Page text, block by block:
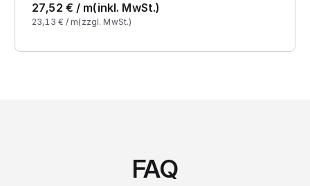
27,52 € / m(inkl. MwSt.)
23,13 € / m(zzgl. MwSt.)
FAQ